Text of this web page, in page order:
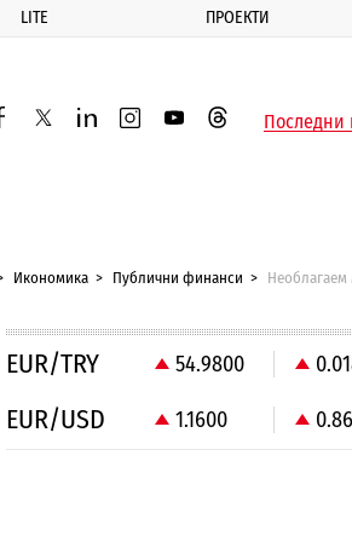
LITE ПРОЕКТИ
twitterlinkedininstagram
youtubethreadsПоследни
Икономика Публични финанси
EUR/TRY 54.9800
EUR/USD 1.1600